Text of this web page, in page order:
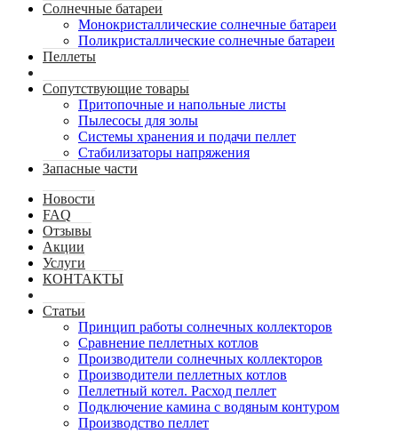
Солнечные батареи
Монокристаллические солнечные батареи
Поликристаллические солнечные батареи
Пеллеты
Сопутствующие товары
Притопочные и напольные листы
Пылесосы для золы
Системы хранения и подачи пеллет
Стабилизаторы напряжения
Запасные части
Новости
FAQ
Отзывы
Акции
Услуги
КОНТАКТЫ
Статьи
Принцип работы солнечных коллекторов
Сравнение пеллетных котлов
Производители солнечных коллекторов
Производители пеллетных котлов
Пеллетный котел. Расход пеллет
Подключение камина с водяным контуром
Производство пеллет